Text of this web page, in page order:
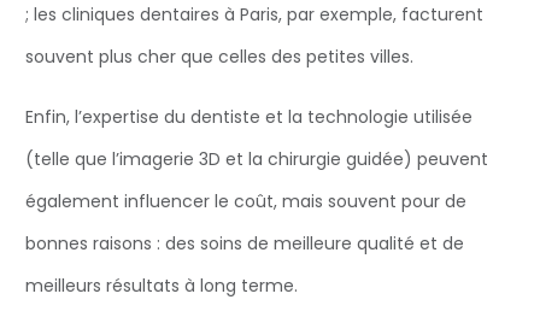
; les cliniques dentaires à Paris, par exemple, facturent
souvent plus cher que celles des petites villes.
Enfin, l’expertise du dentiste et la technologie utilisée
(telle que l’imagerie 3D et la chirurgie guidée) peuvent
également influencer le coût, mais souvent pour de
bonnes raisons : des soins de meilleure qualité et de
meilleurs résultats à long terme.